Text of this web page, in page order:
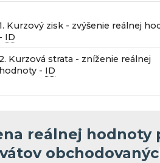
Kurzový zisk - zvýšenie reálnej
- ID
2. Kurzová strata - zníženie reálnej
hodnoty - ID
reálnej hodnoty